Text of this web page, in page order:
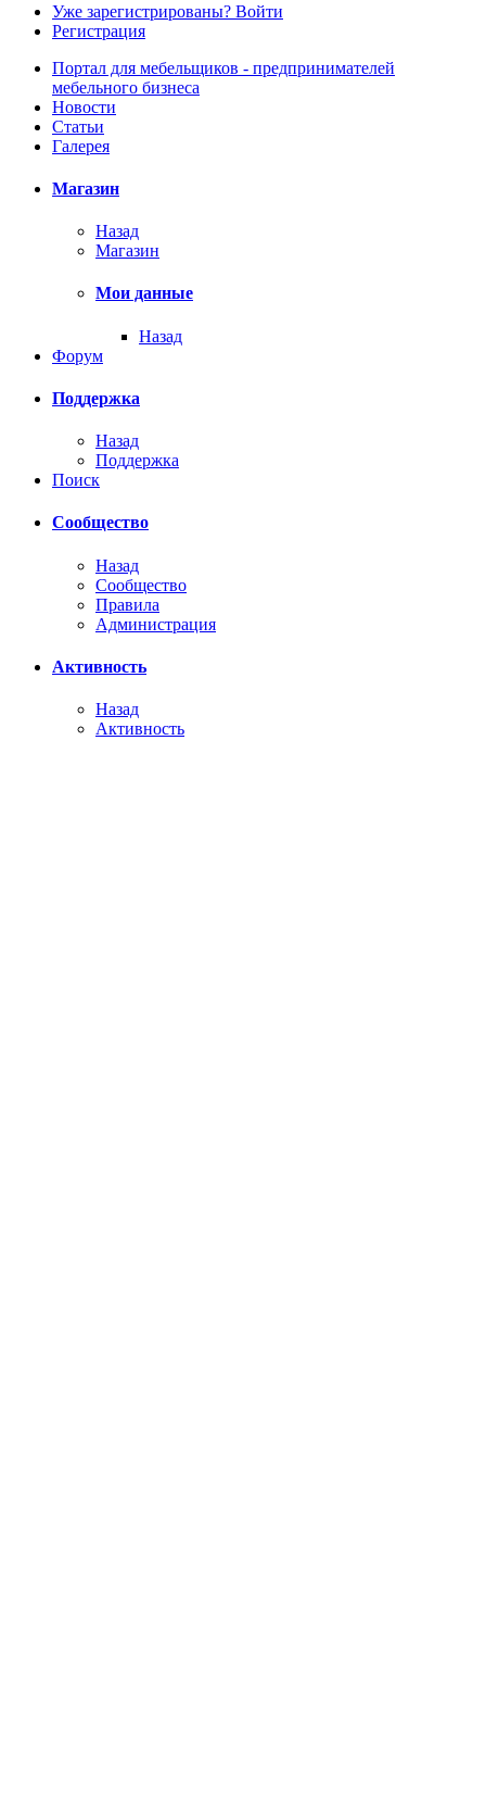
Уже зарегистрированы? Войти
Регистрация
Портал для мебельщиков - предпринимателей
мебельного бизнеса
Новости
Статьи
Галерея
Магазин
Назад
Магазин
Мои данные
Назад
Форум
Поддержка
Назад
Поддержка
Поиск
Сообщество
Назад
Сообщество
Правила
Администрация
Активность
Назад
Активность